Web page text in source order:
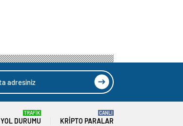
YOL DURUMU
TRAFİK
KRIPTO PARALAR
CANLI